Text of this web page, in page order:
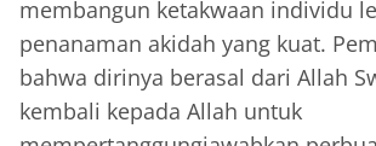
membangun ketakwaan individu
penanaman akidah yang kuat.
bahwa dirinya berasal dari Allah
kembali kepada Allah untuk